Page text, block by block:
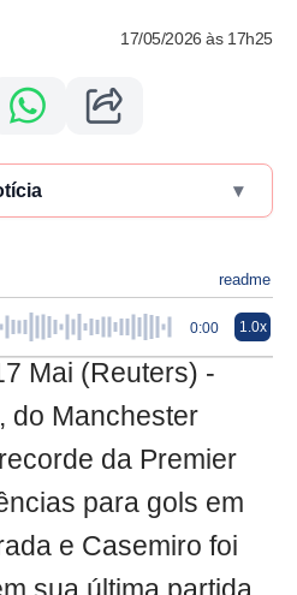
17/05/2026 às 17h25
▾
readme
0:00 1.0x
Mai (Reuters) -
do Manchester
da Premier
para gols em
e Casemiro foi